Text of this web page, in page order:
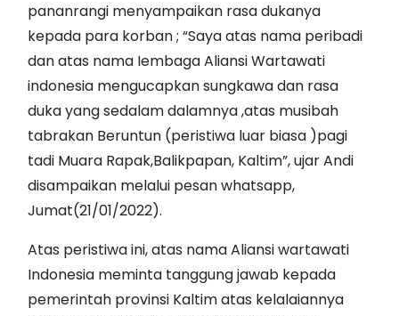
pananrangi menyampaikan rasa dukanya
kepada para korban ; “Saya atas nama peribadi
dan atas nama Iembaga Aliansi Wartawati
indonesia mengucapkan sungkawa dan rasa
duka yang sedalam dalamnya ,atas musibah
tabrakan Beruntun (peristiwa luar biasa )pagi
tadi Muara Rapak,Balikpapan, Kaltim”, ujar Andi
disampaikan melalui pesan whatsapp,
Jumat(21/01/2022).
Atas peristiwa ini, atas nama Aliansi wartawati
Indonesia meminta tanggung jawab kepada
pemerintah provinsi Kaltim atas kelalaiannya